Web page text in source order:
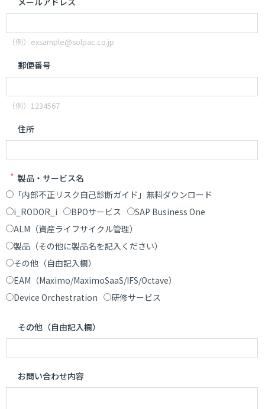
（例）exsample@solpac.co.jp
郵便番号
（例）1234567
住所
製品・サービス名
「内部不正リスク自己診断ガイド」無料ダウンロード
i_RODOR_i
BPOサービス
SAP Business One
ALM（資産ライフサイクル管理）
製品（その他に製品名を記入ください）
その他（自由記入欄）
EAM（Maximo/MaximoSaaS/IFS/Octave）
Device Orchestration
研修サービス
*
その他（自由記入欄）
お問い合わせ内容